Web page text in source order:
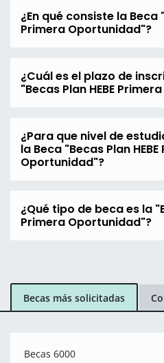
¿En qué consiste la Beca
Primera Oportunidad"?
¿Cuál es el plazo de
"Becas Plan HEBE
¿Para que nivel de
la Beca "Becas Plan
Oportunidad"?
¿Qué tipo de beca es la
Primera Oportunidad"?
Becas más solicitadas
Becas 6000